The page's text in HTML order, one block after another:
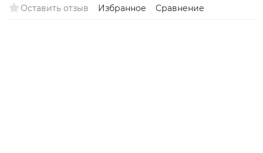
Оставить отзыв Избранное Сравнение